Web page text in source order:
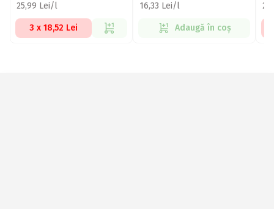
25,99 Lei/l
3 x 18,52 Lei
16,33 Lei/l
Adaugă în coș